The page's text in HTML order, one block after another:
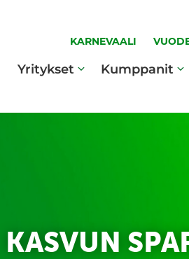
KARNEVAALI
Yritykset Kumppanit
KASVUN